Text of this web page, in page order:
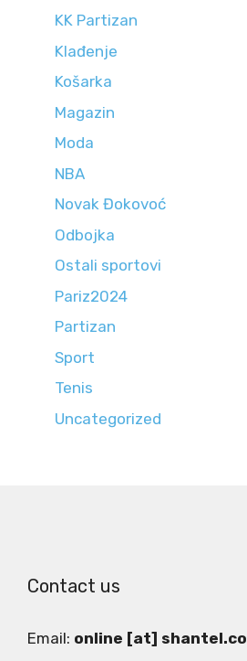
KK Partizan
Klađenje
Košarka
Magazin
Moda
NBA
Novak Đokovoć
Odbojka
Ostali sportovi
Pariz2024
Partizan
Sport
Tenis
Uncategorized
Contact us
Email: online [at] shantel.co